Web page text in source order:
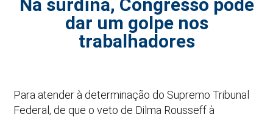
Na surdina, Congresso pode
dar um golpe nos
trabalhadores
Para atender à determinação do Supremo Tribunal
Federal, de que o veto de Dilma Rousseff à